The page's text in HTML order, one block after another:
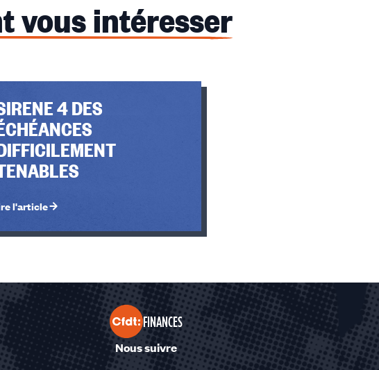
vous intéresser
4 DES
l'article
FINANCES
Nous suivre